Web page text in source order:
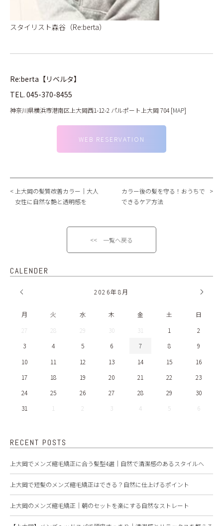
スタイリスト森谷（Re:berta）
Re:berta【リベルタ】
TEL. 045-370-8455
神奈川県横浜市港南区上大岡西1-12-2 パルポート上大岡 704 [MAP]
WEB RESERVATION
上大岡の髪質改善カラー｜大人
女性に自然な艶と透明感を
カラー後の髪を守る！おうちで
できるケア方法
<< 一覧へ戻る
CALENDER
2026年8月
月 火 水 木 金 土
日
27
28 29 30 31 1
2
3
4 5 6 7 8
9
10
11 12 13 14 15
16
17
18 19 20 21 22
23
24
25 26 27 28 29
30
31
1 2 3 4 5 6
RECENT POSTS
上大岡でメンズ縮毛矯正に合う髪型4選｜自然で清潔感のあるスタイルへ
上大岡で短髪のメンズ縮毛矯正はできる？自然に仕上げるポイント
上大岡のメンズ縮毛矯正｜朝のセットを楽にする自然なストレート